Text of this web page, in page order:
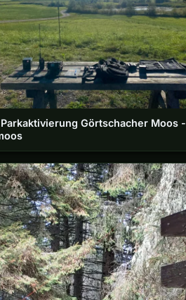
Parkaktivierung Görtschacher Moos -